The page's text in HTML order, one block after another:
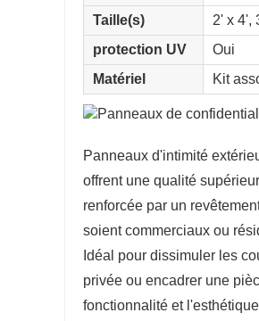
Taille(s)
2' x 4',
protection UV
Oui
Matériel
Kit
Panneaux d'intimité
offrent une qualité
renforcée par un
soient commerciaux ou
Idéal pour dissimuler les
privée ou encadrer une
fonctionnalité et